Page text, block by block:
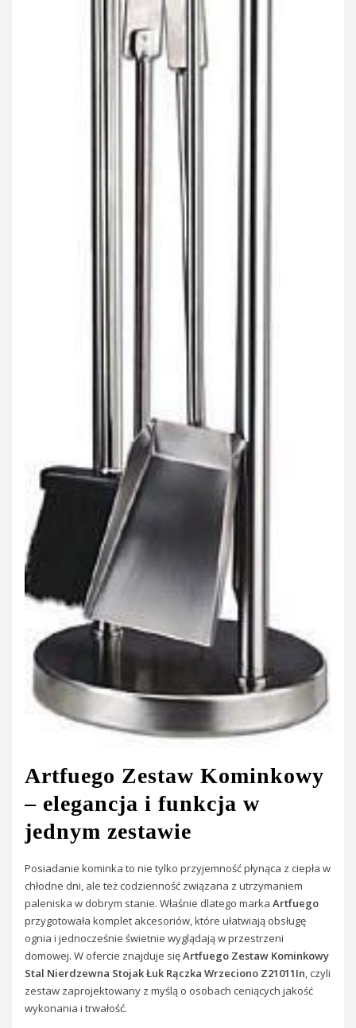
Artfuego Zestaw Kominkowy
– elegancja i funkcja w
jednym zestawie
Posiadanie kominka to nie tylko przyjemność płynąca z ciepła w
chłodne dni, ale też codzienność związana z utrzymaniem
paleniska w dobrym stanie. Właśnie dlatego markaArtfuego
przygotowała komplet akcesoriów, które ułatwiają obsługę
ognia i jednocześnie świetnie wyglądają w przestrzeni
domowej. W ofercie znajduje sięArtfuego Zestaw Kominkowy
Stal Nierdzewna Stojak Łuk Rączka Wrzeciono Z21011In, czyli
zestaw zaprojektowany z myślą o osobach ceniących jakość
wykonania i trwałość.